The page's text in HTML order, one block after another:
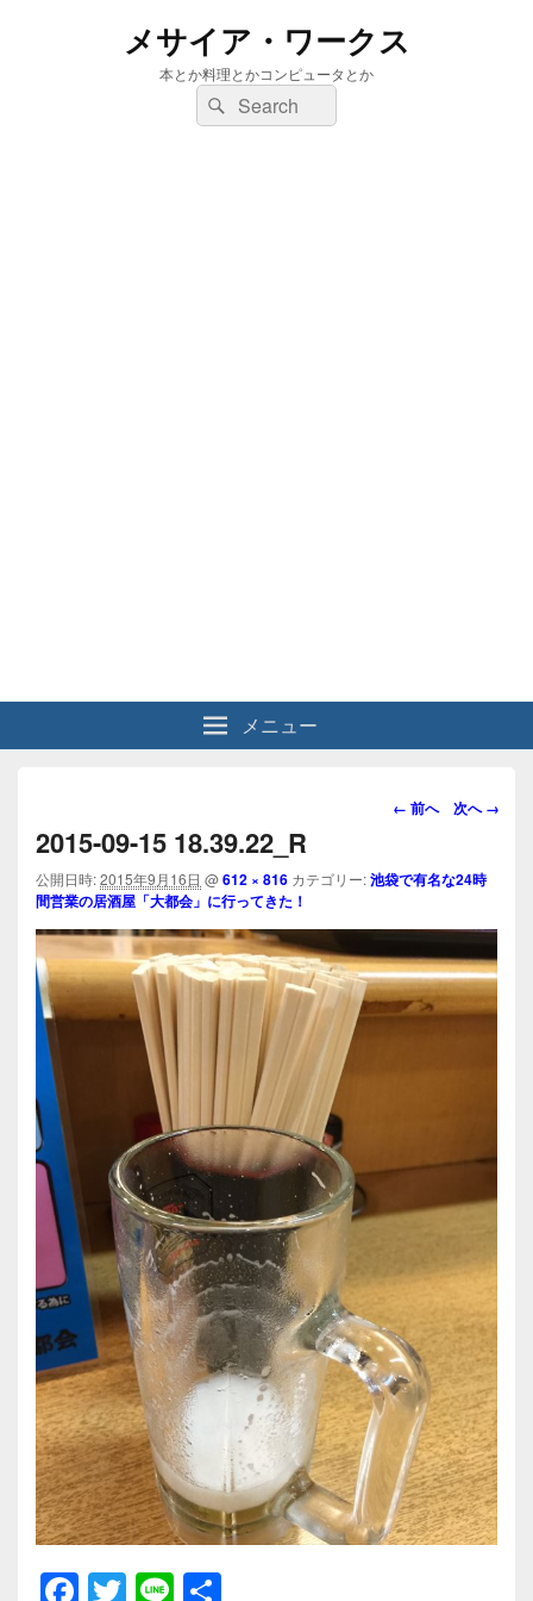
メサイア・ワークス
本とか料理とかコンピュータとか
検
索:
検
索
メニュー
画
ビ
ー
シ
ョ
ン
← 前へ 次へ →
2015-09-15 18.39.22_R
公開日時:2015年9月16日 @612 × 816 カテゴリー:池袋で有名な24時
間営業の居酒屋「大都会」に行ってきた！